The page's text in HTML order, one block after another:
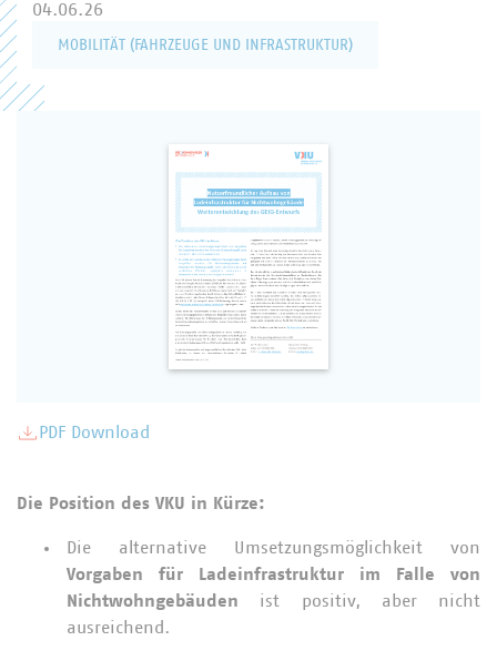
04.06.26
MOBILITÄT (FAHRZEUGE UND INFRASTRUKTUR)
PDF Download
Die Position des VKU in Kürze:
Die alternative Umsetzungsmöglichkeit von
Vorgaben für Ladeinfrastruktur im Falle von
Nichtwohngebäuden ist positiv, aber nicht
ausreichend.